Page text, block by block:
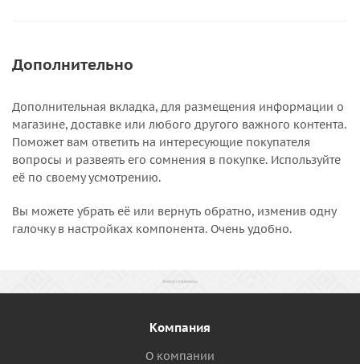
Дополнительно
Дополнительная вкладка, для размещения информации о
магазине, доставке или любого другого важного контента.
Поможет вам ответить на интересующие покупателя
вопросы и развеять его сомнения в покупке. Используйте
её по своему усмотрению.
Вы можете убрать её или вернуть обратно, изменив одну
галочку в настройках компонента. Очень удобно.
Компания
О компании